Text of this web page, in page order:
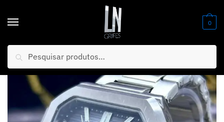
0
Início Relógios / Masculino /